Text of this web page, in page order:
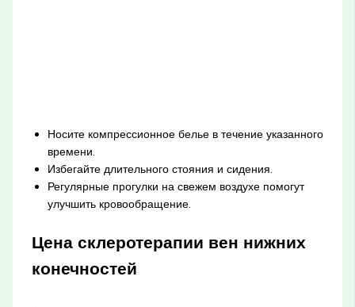
Носите компрессионное белье в течение указанного
времени.
Избегайте длительного стояния и сидения.
Регулярные прогулки на свежем воздухе помогут
улучшить кровообращение.
Цена склеротерапии вен нижних
конечностей